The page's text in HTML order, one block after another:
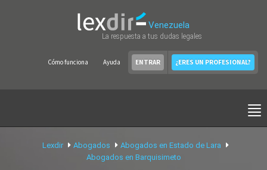
Venezuela
La respuesta a tus dudas legales
Cómo funciona Ayuda ENTRAR ¿ERES UN PROFESIONAL?
Lexdir Abogados
Abogados en Estado de Lara
Abogados en Barquisimeto